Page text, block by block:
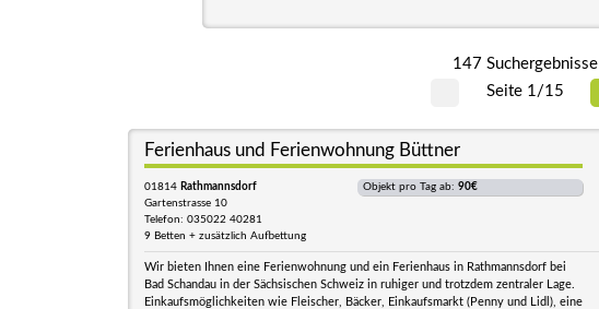
147 Suchergebnisse
Seite 1/15
Ferienhaus und Ferienwohnung Büttner
01814 Rathmannsdorf
Gartenstrasse 10
Telefon: 035022 40281
9 Betten + zusätzlich Aufbettung
Objekt pro Tag ab: 90€
Wir bieten Ihnen eine Ferienwohnung und ein Ferienhaus in Rathmannsdorf bei
Bad Schandau in der Sächsischen Schweiz in ruhiger und trotzdem zentraler Lage.
Einkaufsmöglichkeiten wie Fleischer, Bäcker, Einkaufsmarkt (Penny und Lidl), eine